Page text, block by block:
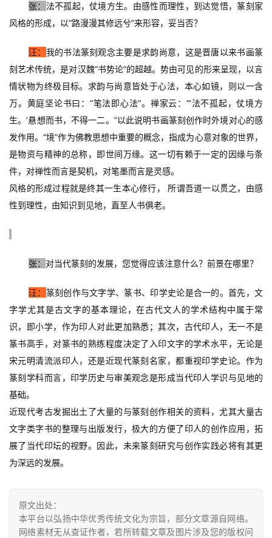
张： 法不孤起，仗境方生。由感性而理性，到达觉悟，篆刻家
风格的形成，以“路漫漫其修远兮”来形容，妥当否？
汪： 我的书法篆刻观念主要是求韵尚意，这是晋唐以来书画篆
刻艺术传统，是对汉魏“书势论”的超越。势由可见的形来呈现，以言
情状物为终极目标。求韵与尚意皆处于心法，本心如镜，则以一含
万。黄庭坚论书曰：“笔法即心法”。禅家云：“‘法不孤起，仗境方
生。’悬想而书，不得一二。”以此说明书画篆刻创作时外境对心的感
发作用。“境”作为佛教思想中重要的概念，指成为心意对象的世界，
是物资与精神的总称，即世间万缘。这一切有赖于一定的因缘与条
件，对禅性而言是契机，对笔墨而言是灵感。
风格的形成过程就是终其一生本心修行， 所谓吾道一以贯之，由感
性到理性，由知识到见地，直至人书俱老。
张： 对当代篆刻的发展，您觉得应该注意什么？前景在哪里？
汪： 篆刻创作与文字学、篆书、印学史论是合一的。首先，文
字学尤其是古文字的基本理论，在古代文人的学术结构中属于常
识，即小学，作为印人对此更加熟悉；其次，古代印人，无一不是
篆书高手，对篆书的熟练程度决定了入印文字的学术水平，无论是
宋元明清流派印人，还是近现代篆刻名家，都重视印学史论。作为
篆刻学科而言，印学历史与审美观念是形成当代印人学识与见地的
基础。
近现代考古发掘出土了大量的与篆刻创作相关的资料，尤其大量古
文字类字书的整理与出版发行，极大的方便了印人的创作应用，拓
展了当代印坛的视野。因此，未来篆刻研究与创作实践必将有其更
为深远的发展。
原文出处：
本平台以弘扬中华优秀传统文化为宗旨，部分文章源自网络。
网络素材无从查证作者，若所转载文章及图片涉及您的版权问